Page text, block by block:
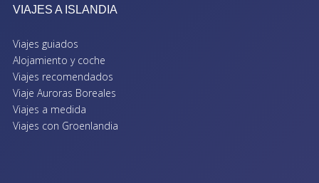
VIAJES A ISLANDIA
Viajes guiados
Alojamiento y coche
Viajes recomendados
Viaje Auroras Boreales
Viajes a medida
Viajes con Groenlandia